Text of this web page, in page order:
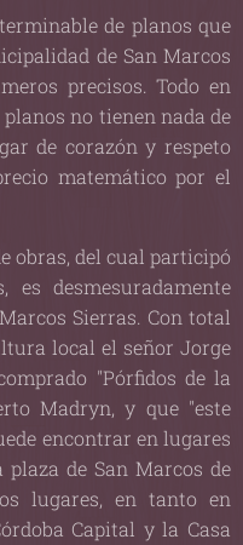
de planos que
de San Marcos
precisos. Todo en
no tienen nada de
de corazón y respeto
matemático por el
obras, del cual participó
desmesuradamente
Sierras. Con total
local el señor Jorge
"Pórfidos de la
Madryn, y que "este
encontrar en lugares
de San Marcos de
lugares, en tanto en
Capital y la Casa